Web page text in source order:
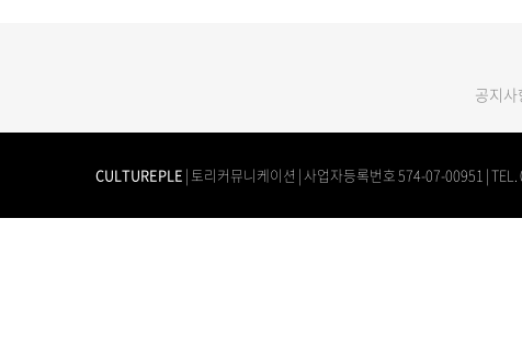
공지사
CULTUREPLE | 토리커뮤니케이션 | 사업자등록번호 574-07-00951 |